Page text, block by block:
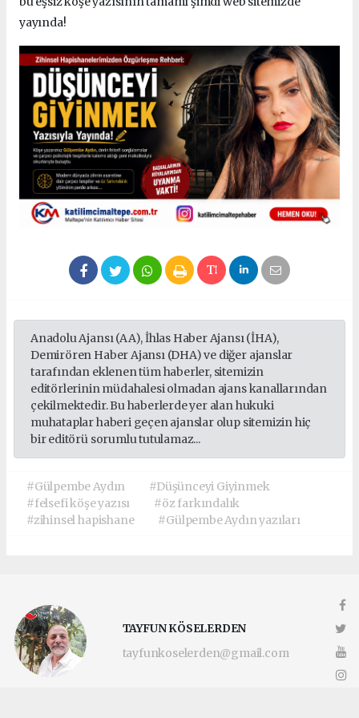
yayında!
Anadolu Ajansı (AA), İhlas Haber Ajansı (İHA),
Demirören Haber Ajansı (DHA) ve diğer ajanslar
tarafından eklenen tüm haberler, sitemizin
editörlerinin müdahalesi olmadan ajans kanallarından
çekilmektedir. Bu haberlerde yer alan hukuki
muhataplar haberi geçen ajanslar olup sitemizin hiç
bir editörü sorumlu tutulamaz...
#Gülpembe Aydın
#Düşünceyi Giyinmek
#felsefi köşe yazısı
#öz farkındalık
#zihinsel hapishane
#Gülpembe Aydın yazıları
TAYFUN KÖSELERDEN
tayfunkoselerden@gmail.com